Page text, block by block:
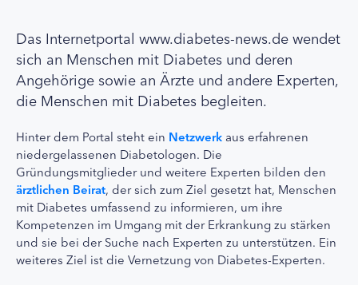
Das Internetportal www.diabetes-news.de wendet
sich an Menschen mit Diabetes und deren
Angehörige sowie an Ärzte und andere Experten,
die Menschen mit Diabetes begleiten.
Hinter dem Portal steht ein Netzwerk aus erfahrenen
niedergelassenen Diabetologen. Die
Gründungsmitglieder und weitere Experten bilden den
ärztlichen Beirat, der sich zum Ziel gesetzt hat, Menschen
mit Diabetes umfassend zu informieren, um ihre
Kompetenzen im Umgang mit der Erkrankung zu stärken
und sie bei der Suche nach Experten zu unterstützen. Ein
weiteres Ziel ist die Vernetzung von Diabetes-Experten.